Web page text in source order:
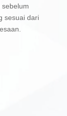
sesuai dari